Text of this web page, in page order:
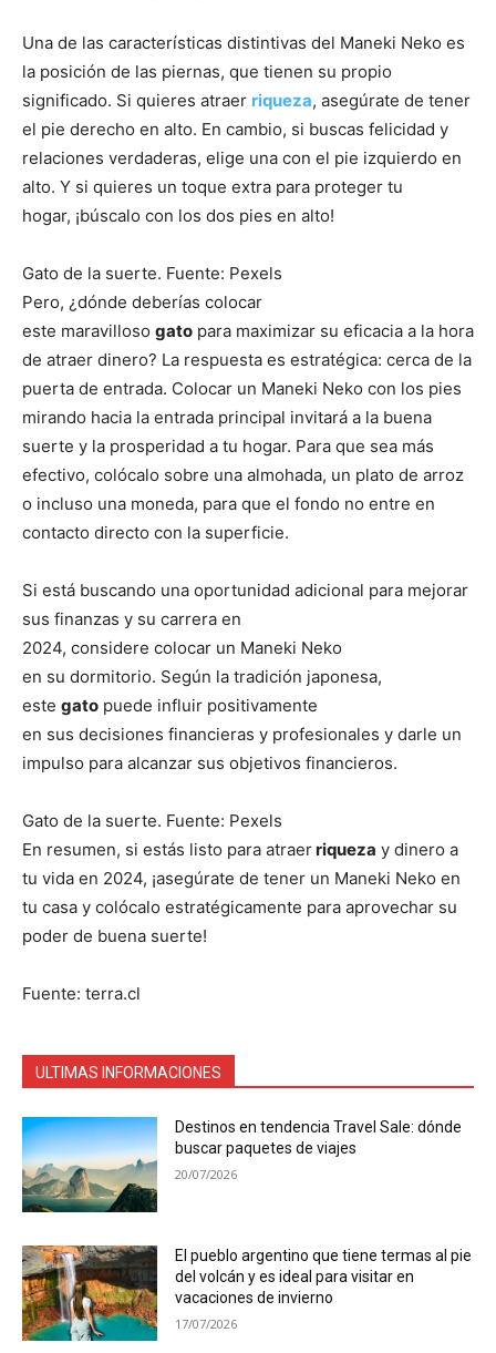
Una de las características distintivas del Maneki Neko es
la posición de las piernas, que tienen su propio
significado. Si quieres atraer riqueza, asegúrate de tener
el pie derecho en alto. En cambio, si buscas felicidad y
relaciones verdaderas, elige una con el pie izquierdo en
alto. Y si quieres un toque extra para proteger tu
hogar, ¡búscalo con los dos pies en alto!
Gato de la suerte. Fuente: Pexels
Pero, ¿dónde deberías colocar
este maravilloso gato para maximizar su eficacia a la hora
de atraer dinero? La respuesta es estratégica: cerca de la
puerta de entrada. Colocar un Maneki Neko con los pies
mirando hacia la entrada principal invitará a la buena
suerte y la prosperidad a tu hogar. Para que sea más
efectivo, colócalo sobre una almohada, un plato de arroz
o incluso una moneda, para que el fondo no entre en
contacto directo con la superficie.
Si está buscando una oportunidad adicional para mejorar
sus finanzas y su carrera en
2024, considere colocar un Maneki Neko
en su dormitorio. Según la tradición japonesa,
este gato puede influir positivamente
en sus decisiones financieras y profesionales y darle un
impulso para alcanzar sus objetivos financieros.
Gato de la suerte. Fuente: Pexels
En resumen, si estás listo para atraerriqueza y dinero a
tu vida en 2024, ¡asegúrate de tener un Maneki Neko en
tu casa y colócalo estratégicamente para aprovechar su
poder de buena suerte!
Fuente: terra.cl
ULTIMAS INFORMACIONES
Destinos en tendencia Travel Sale: dónde
buscar paquetes de viajes
20/07/2026
El pueblo argentino que tiene termas al pie
del volcán y es ideal para visitar en
vacaciones de invierno
17/07/2026